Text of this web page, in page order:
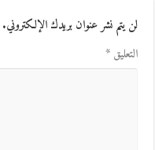
لن يتم نشر عنوان بريدك الإلكتروني.
التعليق*